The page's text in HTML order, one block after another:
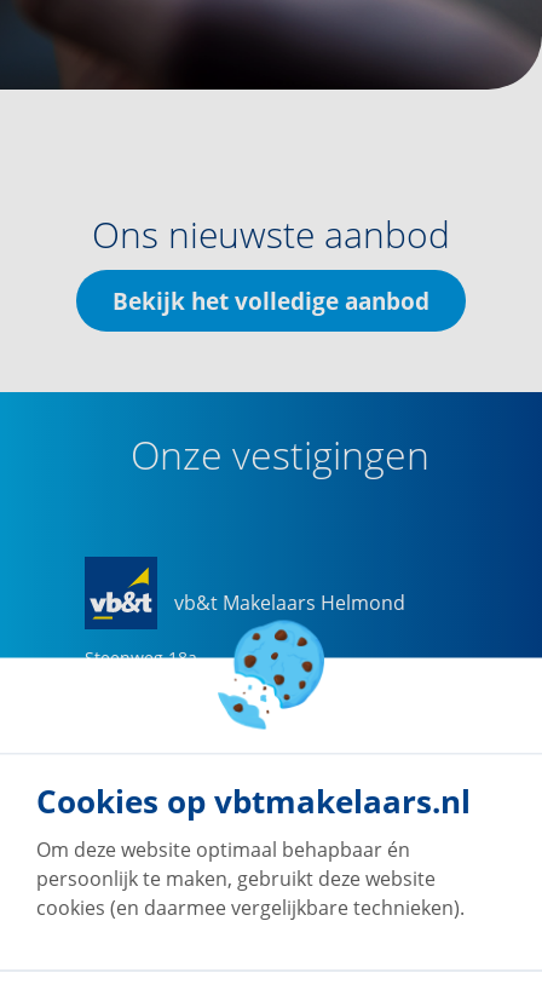
Ons nieuwste aanbod
Bekijk het volledige aanbod
Onze vestigingen
vb&t Makelaars Helmond
Steenweg 18a
helmond@vbtmakelaars.nl
Naar vestiging
Cookies op vbtmakelaars.nl
Om deze website optimaal behapbaar én
persoonlijk te maken, gebruikt deze website
cookies (en daarmee vergelijkbare technieken).